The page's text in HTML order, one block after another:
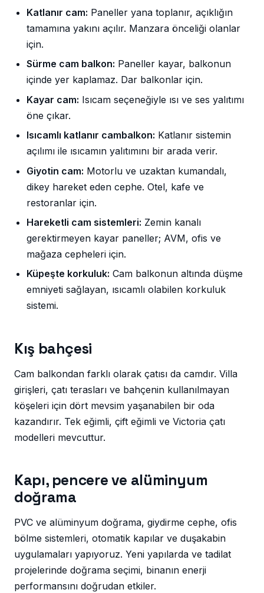
Katlanır cam: Paneller yana toplanır, açıklığın
tamamına yakını açılır. Manzara önceliği olanlar
için.
Sürme cam balkon: Paneller kayar, balkonun
içinde yer kaplamaz. Dar balkonlar için.
Kayar cam: Isıcam seçeneğiyle ısı ve ses yalıtımı
öne çıkar.
Isıcamlı katlanır cambalkon: Katlanır sistemin
açılımı ile ısıcamın yalıtımını bir arada verir.
Giyotin cam: Motorlu ve uzaktan kumandalı,
dikey hareket eden cephe. Otel, kafe ve
restoranlar için.
Hareketli cam sistemleri: Zemin kanalı
gerektirmeyen kayar paneller; AVM, ofis ve
mağaza cepheleri için.
Küpeşte korkuluk: Cam balkonun altında düşme
emniyeti sağlayan, ısıcamlı olabilen korkuluk
sistemi.
Kış bahçesi
Cam balkondan farklı olarak çatısı da camdır. Villa
girişleri, çatı terasları ve bahçenin kullanılmayan
köşeleri için dört mevsim yaşanabilen bir oda
kazandırır. Tek eğimli, çift eğimli ve Victoria çatı
modelleri mevcuttur.
Kapı, pencere ve alüminyum
doğrama
PVC ve alüminyum doğrama, giydirme cephe, ofis
bölme sistemleri, otomatik kapılar ve duşakabin
uygulamaları yapıyoruz. Yeni yapılarda ve tadilat
projelerinde doğrama seçimi, binanın enerji
performansını doğrudan etkiler.